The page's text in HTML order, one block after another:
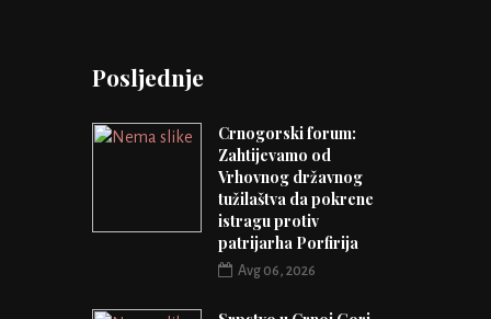
Posljednje
Crnogorski forum:
Zahtijevamo od
Vrhovnog državnog
tužilaštva da pokrene
istragu protiv
patrijarha Porfirija
Avg 06, 2026